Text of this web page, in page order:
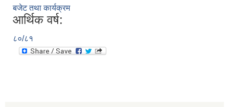
बजेट तथा कार्यक्रम
आर्थिक वर्ष:
८०/८१